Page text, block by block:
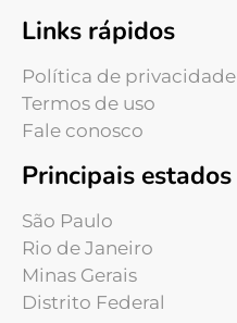
Links rápidos
Política de privacidade
Termos de uso
Fale conosco
Principais estados
São Paulo
Rio de Janeiro
Minas Gerais
Distrito Federal